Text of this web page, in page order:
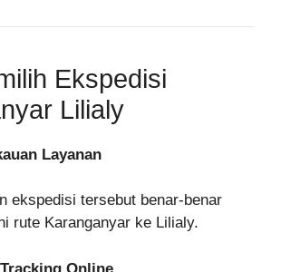
Ekspedisi
Lilialy
Layanan
ekspedisi tersebut benar-benar
rute Karanganyar ke Lilialy.
Online